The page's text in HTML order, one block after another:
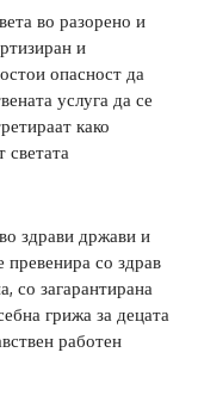
во разорено и
и
опасност да
услуга да се
како
светата
во здрави држави и
превенира со здрав
со загарантирана
грижа за децата
работен